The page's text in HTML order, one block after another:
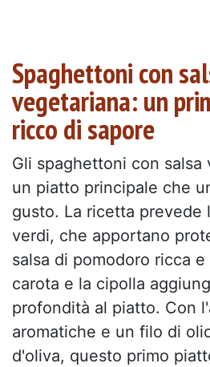
Spaghettoni con
vegetariana: un
ricco di sapore
Gli spaghettoni con salsa
un piatto principale che
gusto. La ricetta prevede
verdi, che apportano
salsa di pomodoro ricca e
carota e la cipolla
profondità al piatto. Con
aromatiche e un filo di
d'oliva, questo primo